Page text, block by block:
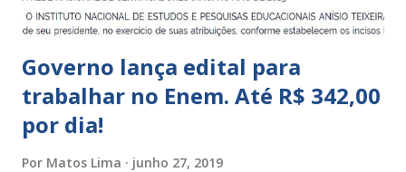
Governo lança edital para
trabalhar no Enem. Até R$ 342,00
por dia!
Por Matos Lima junho 27, 2019